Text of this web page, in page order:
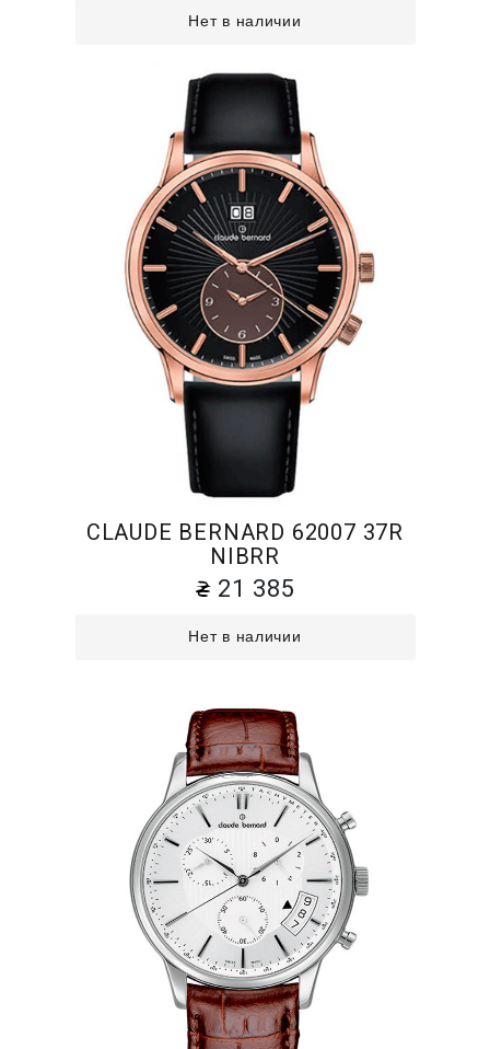
Нет в наличии
CLAUDE BERNARD 62007 37R
NIBRR
21 385
Нет в наличии